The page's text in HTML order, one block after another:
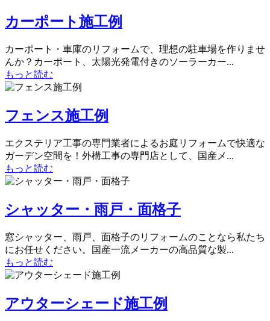
カーポート施工例
カーポート・車庫のリフォームで、理想の駐車場を作りませ
んか？カーポート、太陽光発電付きのソーラーカー...
もっと読む
フェンス施工例
エクステリア工事の専門業者によるお庭リフォームで快適な
ガーデン空間を！外構工事の専門店として、国産メ...
もっと読む
シャッター・雨戸・面格子
窓シャッター、雨戸、面格子のリフォームのことなら私たち
にお任せください。国産一流メーカーの高品質な製...
もっと読む
アウターシェード施工例